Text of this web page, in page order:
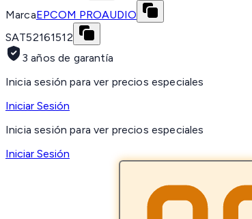
MarcaEPCOM PROAUDIO
SAT52161512
3 años de garantía
Inicia sesión para ver precios especiales
Iniciar Sesión
Inicia sesión para ver precios especiales
Iniciar Sesión